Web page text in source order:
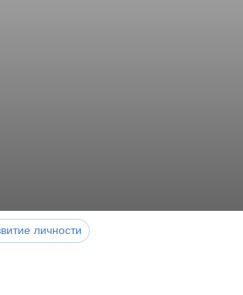
личности